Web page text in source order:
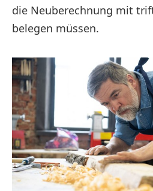
die Neuberechnung mit
belegen müssen.